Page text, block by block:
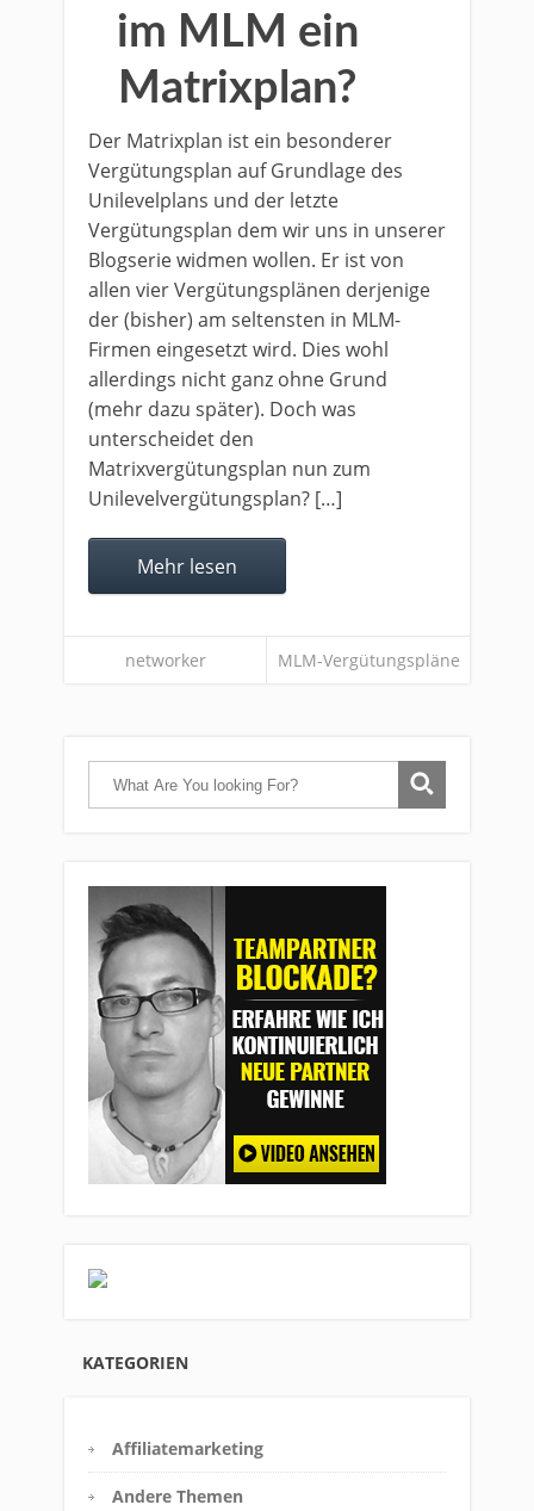
im MLM ein
Matrixplan?
Der Matrixplan ist ein besonderer
Vergütungsplan auf Grundlage des
Unilevelplans und der letzte
Vergütungsplan dem wir uns in unserer
Blogserie widmen wollen. Er ist von
allen vier Vergütungsplänen derjenige
der (bisher) am seltensten in MLM-
Firmen eingesetzt wird. Dies wohl
allerdings nicht ganz ohne Grund
(mehr dazu später). Doch was
unterscheidet den
Matrixvergütungsplan nun zum
Unilevelvergütungsplan? […]
Mehr lesen
networker MLM-Vergütungspläne
KATEGORIEN
Affiliatemarketing
Andere Themen